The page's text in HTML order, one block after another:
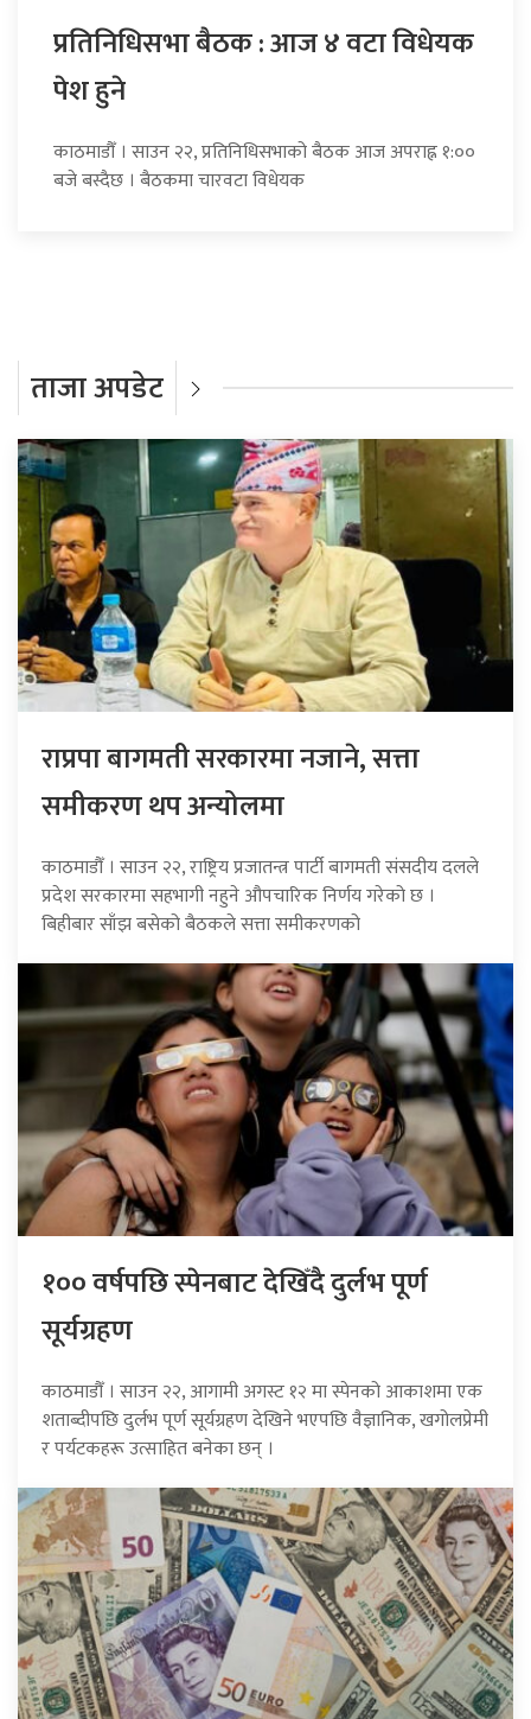
प्रतिनिधिसभा बैठक : आज ४ वटा विधेयक
पेश हुने
काठमाडौँ । साउन २२, प्रतिनिधिसभाको बैठक आज अपराह्न १:००
बजे बस्दैछ । बैठकमा चारवटा विधेयक
ताजा अपडेट
राप्रपा बागमती सरकारमा नजाने, सत्ता
समीकरण थप अन्योलमा
काठमाडौँ । साउन २२, राष्ट्रिय प्रजातन्त्र पार्टी बागमती संसदीय दलले
प्रदेश सरकारमा सहभागी नहुने औपचारिक निर्णय गरेको छ ।
बिहीबार साँझ बसेको बैठकले सत्ता समीकरणको
१०० वर्षपछि स्पेनबाट देखिँदै दुर्लभ पूर्ण
सूर्यग्रहण
काठमाडौँ । साउन २२, आगामी अगस्ट १२ मा स्पेनको आकाशमा एक
शताब्दीपछि दुर्लभ पूर्ण सूर्यग्रहण देखिने भएपछि वैज्ञानिक, खगोलप्रेमी
र पर्यटकहरू उत्साहित बनेका छन् ।